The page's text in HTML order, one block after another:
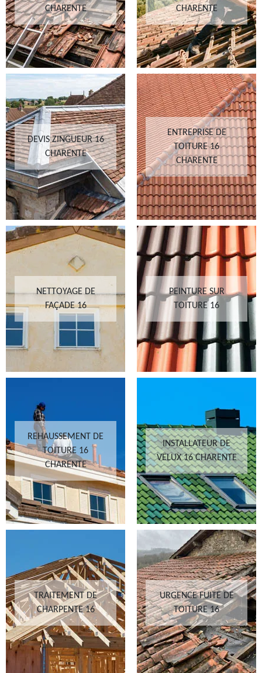
CHARENTE
CHARENTE
DEVIS ZINGUEUR 16
CHARENTE
ENTREPRISE DE
TOITURE 16
CHARENTE
NETTOYAGE DE
FAÇADE 16
PEINTURE SUR
TOITURE 16
REHAUSSEMENT DE
TOITURE 16
CHARENTE
INSTALLATEUR DE
VELUX 16 CHARENTE
TRAITEMENT DE
CHARPENTE 16
URGENCE FUITE DE
TOITURE 16